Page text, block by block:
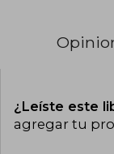
¿Leíste este
agregar tu